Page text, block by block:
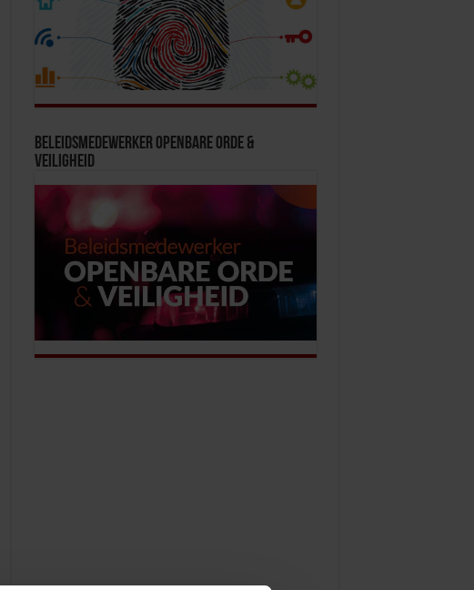
Beleidsmedewerker Openbare Orde &
Veiligheid